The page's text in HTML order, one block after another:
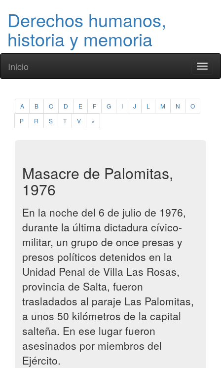
Derechos humanos,
historia y memoria
Inicio
A B C D E F G I J L M N
O
P
R S T V «
Masacre de Palomitas,
1976
En la noche del 6 de julio de 1976,
durante la última dictadura cívico-
militar, un grupo de once presas y
presos políticos detenidos en la
Unidad Penal de Villa Las Rosas,
provincia de Salta, fueron
trasladados al paraje Las Palomitas,
a unos 50 kilómetros de la capital
salteña. En ese lugar fueron
asesinados por miembros del
Ejército.